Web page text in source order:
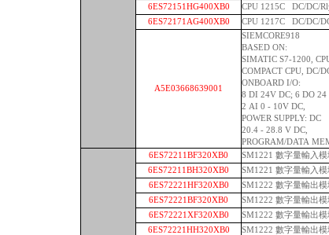
6ES72151HG400XB0
CPU 1215C DC/DC/
6ES72171AG400XB0
CPU 1217C DC/DC/
A5E03668639001
SIEMCORE918
BASED ON:
SIMATIC S7-1200,
COMPACT CPU, DC/
ONBOARD I/O:
8 DI 24V DC; 6 DO 24
2 AI 0 - 10V DC,
POWER SUPPLY: DC
20.4 - 28.8 V DC,
PROGRAM/DATA
6ES72211BF320XB0 SM1221 數字量輸入
6ES72211BH320XB0
SM1221 數字量輸入
6ES72221HF320XB0
SM1222 數字量輸出
6ES72221BF320XB0
SM1222 數字量輸出
6ES72221XF320XB0
SM1222 數字量輸出
6ES72221HH320XB0
SM1222 數字量輸出